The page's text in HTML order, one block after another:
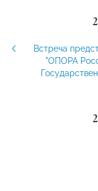
Встреча
"ОПОРА